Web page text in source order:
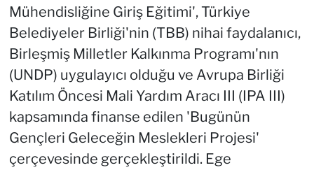
Mühendisliğine Giriş Eğitimi', Türkiye
Belediyeler Birliği'nin (TBB) nihai faydalanıcı,
Birleşmiş Milletler Kalkınma Programı'nın
(UNDP) uygulayıcı olduğu ve Avrupa Birliği
Katılım Öncesi Mali Yardım Aracı III (IPA III)
kapsamında finanse edilen 'Bugünün
Gençleri Geleceğin Meslekleri Projesi'
çerçevesinde gerçekleştirildi. Ege